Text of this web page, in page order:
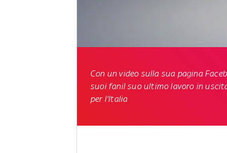
Con un video sulla sua pagina
suoi fanil suo ultimo lavoro in
per l'Italia